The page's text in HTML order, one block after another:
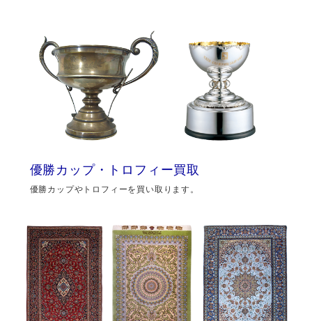
優勝カップ・トロフィー買取
優勝カップやトロフィーを買い取ります。